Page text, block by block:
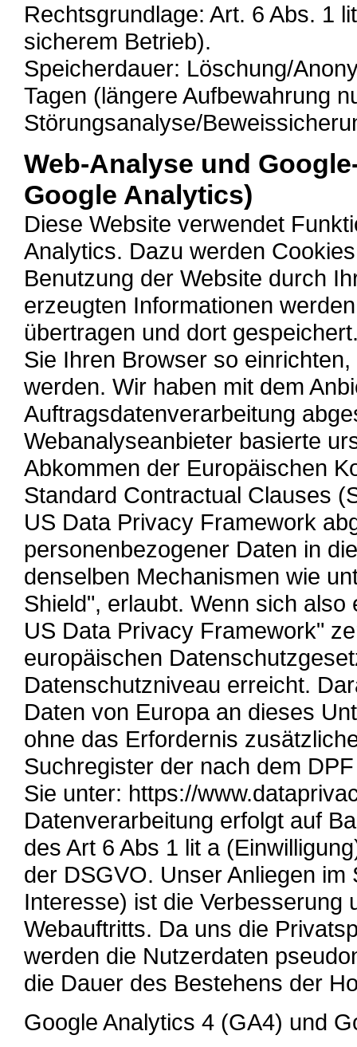
Rechtsgrundlage: Art. 6 Abs. 1
sicherem Betrieb).
Speicherdauer: Löschung/
Tagen (längere Aufbewahrung
Störungsanalyse/
Web-Analyse und
Google Analytics)
Diese Website verwendet
Analytics. Dazu werden
Benutzung der Website durch
erzeugten Informationen
übertragen und dort
Sie Ihren Browser so
werden. Wir haben mit dem
Auftragsdatenverarbeitung
Webanalyseanbieter basierte
Abkommen der Europäischen
Standard Contractual Clauses
US Data Privacy Framework
personenbezogener Daten in
denselben Mechanismen wie
Shield", erlaubt. Wenn sich
US Data Privacy Framework"
europäischen
Datenschutzniveau erreicht.
Daten von Europa an dieses
ohne das Erfordernis
Suchregister der nach dem
Sie unter: https://
Datenverarbeitung erfolgt auf
des Art 6 Abs 1 lit a
der DSGVO. Unser Anliegen
Interesse) ist die Verbesserung
Webauftritts. Da uns die
werden die Nutzerdaten
die Dauer des Bestehens der
Google Analytics 4 (GA4) und